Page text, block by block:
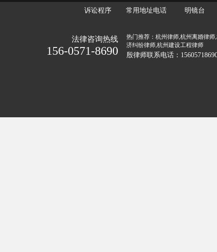
法律咨询热线
156-0571-8690
热门推荐：杭州律师,杭州离婚律
济纠纷律师,杭州建设工程律师
殷律师联系电话：
诉讼程序 常用地址电话 明镜台